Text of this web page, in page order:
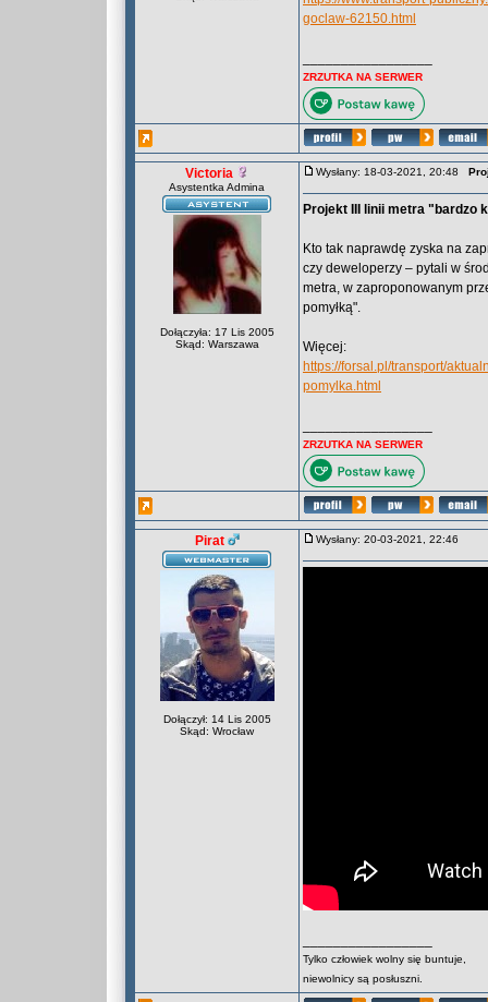
goclaw-62150.html
ZRZUTKA NA SERWER
Victoria
Asystentka Admina
Dołączyła: 17 Lis 2005
Skąd: Warszawa
Wysłany: 18-03-2021, 20:48
Projekt III linii metra "bardzo
Kto tak naprawdę zyska na
czy deweloperzy – pytali w
metra, w zaproponowanym
pomyłką".
Więcej:
https://forsal.pl/transport/
pomylka.html
ZRZUTKA NA SERWER
Pirat
Dołączył: 14 Lis 2005
Skąd: Wrocław
Wysłany: 20-03-2021, 22:46
Tylko człowiek wolny się buntuje,
niewolnicy są posłuszni.